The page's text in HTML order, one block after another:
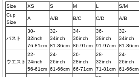
Size XS S M L S/M
Cup
Size
A A/B B/C C/D A/B
バスト
30-
32inch
76-81cm
32-
34inch
81-86cm
34-
36inch
86-91cm
36-
38inch
91-97cm
32-
34inch
81-86cm
ウエスト
22-
24inch
56-61cm
24-
26inch
61-66cm
26-
28inch
66-71cm
28-
32inch
71-81cm
24-
26inch
61-66cm